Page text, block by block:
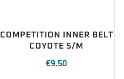
COMPETITION INNER BELT
COYOTE S/M
€9.50